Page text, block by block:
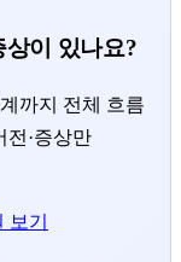
이 있나요?
계까지 전체 흐름
전·증상만
기